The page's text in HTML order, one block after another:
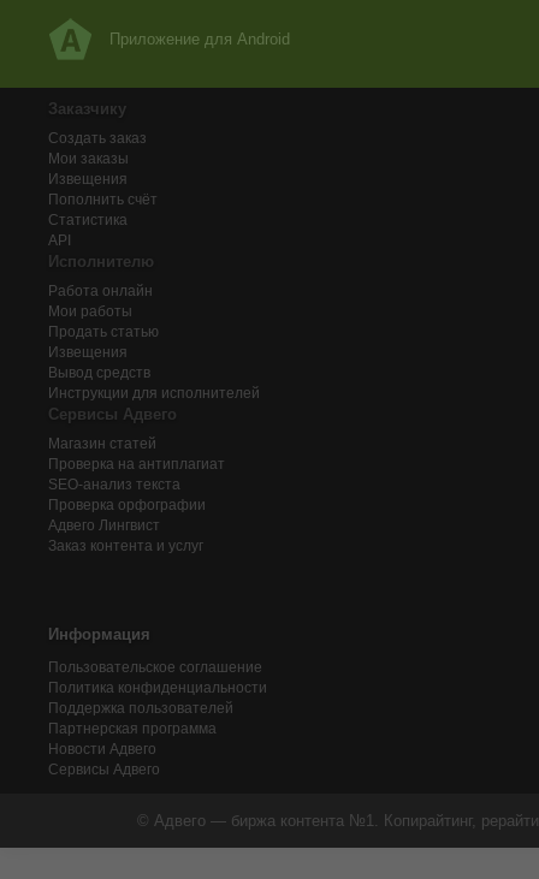
Приложение для Android
Заказчику
Создать заказ
Мои заказы
Извещения
Пополнить счёт
Статистика
API
Исполнителю
Работа онлайн
Мои работы
Продать статью
Извещения
Вывод средств
Инструкции для исполнителей
Сервисы Адвего
Магазин статей
Проверка на антиплагиат
SEO-анализ текста
Проверка орфографии
Адвего Лингвист
Заказ контента и услуг
Информация
Пользовательское соглашение
Политика конфиденциальности
Поддержка пользователей
Партнерская программа
Новости Адвего
Сервисы Адвего
© Адвего — биржа контента №1. Копирайтинг,